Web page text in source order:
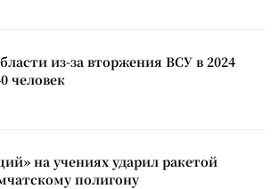
из-за вторжения ВСУ в 2024
человек
на учениях ударил ракетой
полигону